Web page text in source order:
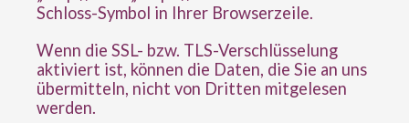
Schloss-Symbol in Ihrer Browserzeile.
Wenn die SSL- bzw. TLS-Verschlüsselung
aktiviert ist, können die Daten, die Sie an uns
übermitteln, nicht von Dritten mitgelesen
werden.